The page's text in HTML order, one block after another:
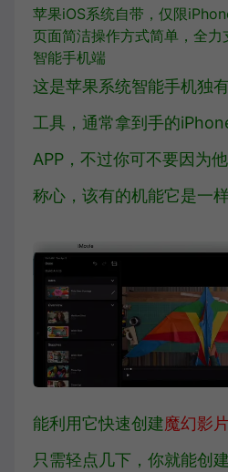
苹果iOS系统自带，仅限
页面简洁操作方式简单，全力
智能手机端
这是苹果系统智能手机独
工具，通常拿到手的
APP，不过你可不要因为
称心，该有的机能它是一样
能利用它快速创建魔幻影
只需轻点几下，你就能创